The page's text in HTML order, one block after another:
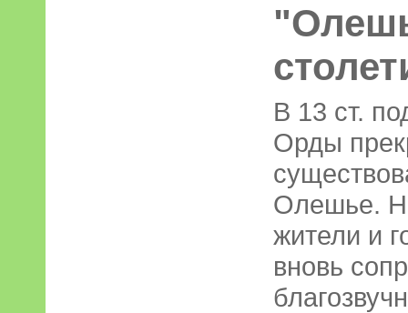
В 13 ст.
Орды
Олешье.
жители и
вновь